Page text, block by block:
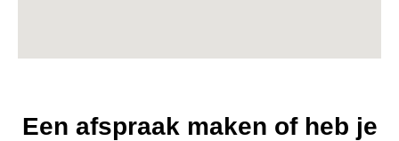
Een afspraak maken of heb je